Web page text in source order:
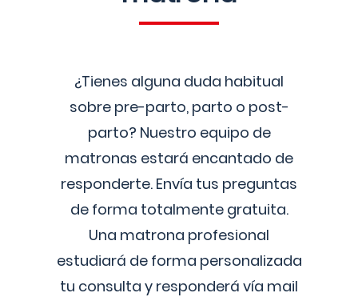
¿Tienes alguna duda habitual
sobre pre-parto, parto o post-
parto? Nuestro equipo de
matronas estará encantado de
responderte. Envía tus preguntas
de forma totalmente gratuita.
Una matrona profesional
estudiará de forma personalizada
tu consulta y responderá vía mail